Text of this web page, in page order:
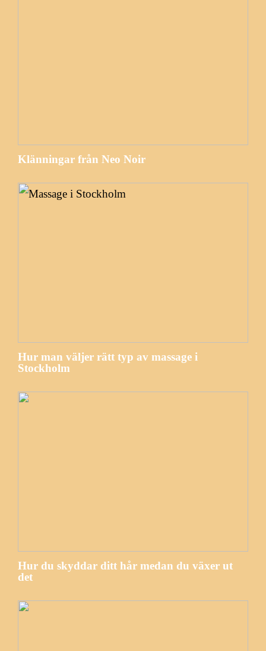
Klänningar från Neo Noir
Hur man väljer rätt typ av massage i
Stockholm
Hur du skyddar ditt hår medan du växer ut
det